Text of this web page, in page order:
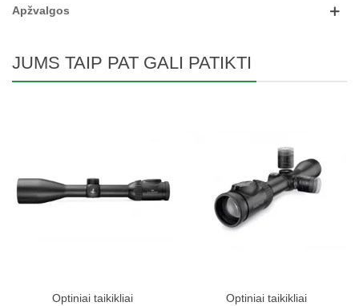
Apžvalgos
JUMS TAIP PAT GALI PATIKTI
Optiniai taikikliai
Optiniai taikikliai